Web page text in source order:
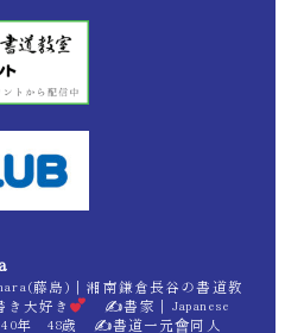
藤島)｜湘南鎌倉長谷の書道教
大好き
✍書家｜Japanese
40年 48歳 ✍書道一元會同人